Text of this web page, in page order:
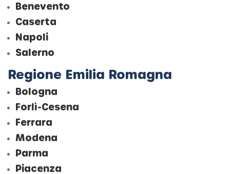
Benevento
Caserta
Napoli
Salerno
Regione Emilia Romagna
Bologna
Forlì-Cesena
Ferrara
Modena
Parma
Piacenza